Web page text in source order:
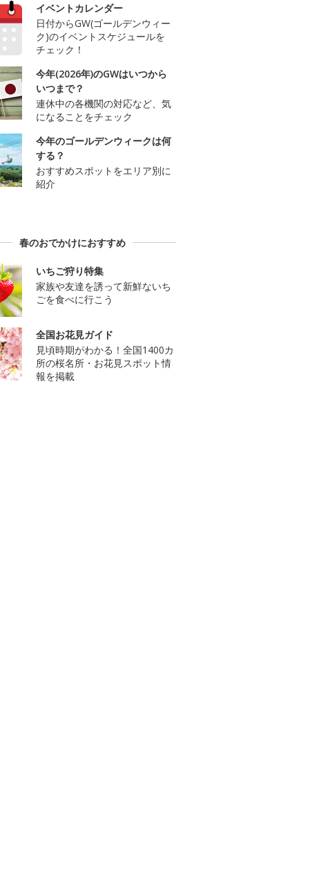
イベントカレンダー
日付からGW(ゴールデンウィー
ク)のイベントスケジュールを
チェック！
今年(2026年)のGWはいつから
いつまで？
連休中の各機関の対応など、気
になることをチェック
今年のゴールデンウィークは何
する？
おすすめスポットをエリア別に
紹介
春のおでかけにおすすめ
いちご狩り特集
家族や友達を誘って新鮮ないち
ごを食べに行こう
全国お花見ガイド
見頃時期がわかる！全国1400カ
所の桜名所・お花見スポット情
報を掲載